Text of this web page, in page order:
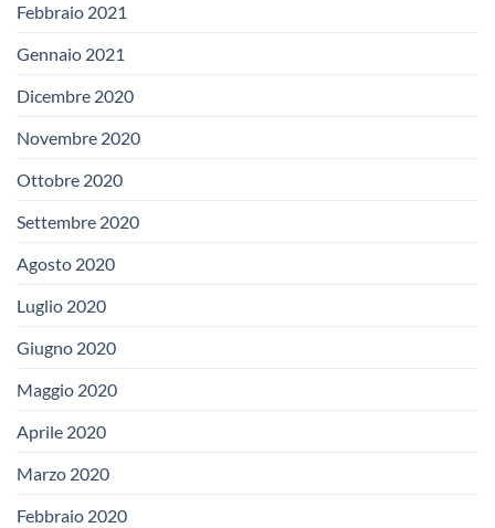
Febbraio 2021
Gennaio 2021
Dicembre 2020
Novembre 2020
Ottobre 2020
Settembre 2020
Agosto 2020
Luglio 2020
Giugno 2020
Maggio 2020
Aprile 2020
Marzo 2020
Febbraio 2020